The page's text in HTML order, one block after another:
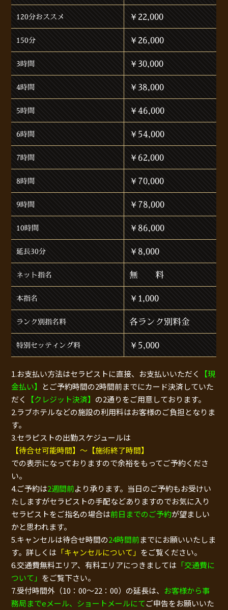
120分おススメ ￥22,000
150分 ￥26,000
3時間 ￥30,000
4時間 ￥38,000
5時間 ￥46,000
6時間 ￥54,000
7時間 ￥62,000
8時間 ￥70,000
9時間 ￥78,000
10時間 ￥86,000
延長30分 ￥8,000
ネット指名 無 料
本指名 ￥1,000
ランク別指名料 各ランク別料金
特別セッティング料 ￥5,000
1.お支払い方法はセラピストに直接、お支払いいただく
【現
金払い】
とご予約時間の2時間前までにカード決済していた
だく
【クレジット決済】 の2通りをご用意しております。
2.ラブホテルなどの施設の利用料はお客様のご負担となりま
す。
3.セラピストの出勤スケジュールは
【待合せ可能時間】～【施術終了時間】
での表示になっておりますので余裕をもってご予約くださ
い。
4.ご予約は2週間前より承ります。当日のご予約もお受けい
たしますがセラピストの手配などありますのでお気に入り
セラピストをご指名の場合は前日までのご予約が望ましい
かと思われます。
5.キャンセルは待合せ時間の24時間前までにお願いいたしま
す。詳しくは 「キャンセルについて」 をご覧ください。
6.交通費無料エリア、有料エリアにつきましては 「交通費に
ついて」 をご覧下さい。
7.受付時間外（10：00～22：00）の延長は、 お客様から事
務局までeメール、ショートメールにてご申告をお願いいた